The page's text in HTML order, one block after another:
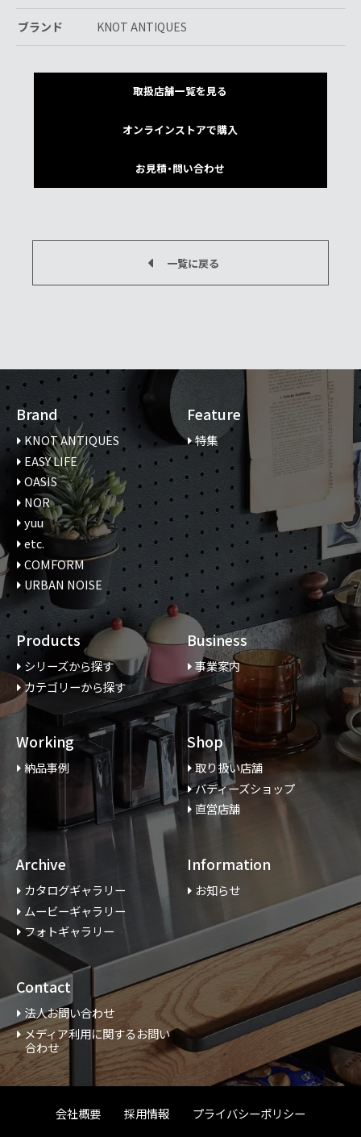
ブランド KNOT ANTIQUES
取扱店舗一覧を見る
オンラインストアで購入
お見積・問い合わせ
一覧に戻る
Brand
KNOT ANTIQUES
EASY LIFE
OASIS
NOR
yuu
etc.
COMFORM
URBAN NOISE
Feature
特集
Products
シリーズから探す
カテゴリーから探す
Business
事業案内
Working
納品事例
Shop
取り扱い店舗
バディーズショップ
直営店舗
Archive
カタログギャラリー
ムービーギャラリー
フォトギャラリー
Information
お知らせ
Contact
法人お問い合わせ
メディア利用に関するお問い
合わせ
会社概要 採用情報 プライバシーポリシー